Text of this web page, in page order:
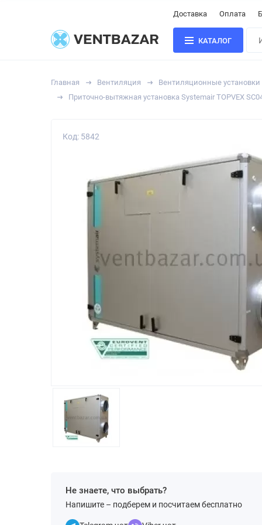
Доставка Оплата
КАТАЛОГ
Главная Вентиляция Вентиляционные установки
Приточно-вытяжная установка Systemair TOPVEX
Код: 5842
Не знаете, что выбрать?
Напишите – подберем и посчитаем бесплатно